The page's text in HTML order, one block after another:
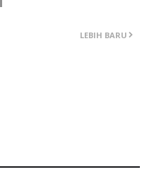
LEBIH BARU